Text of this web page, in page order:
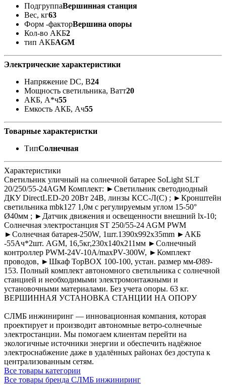
ПодгруппаВершинная станция
Вес, кг63
Форм -факторВершина опоры
Кол-во АКБ2
тип АКБAGM
Электрические характеристики
Напряжение DC, В24
Мощность светильника, Ватт20
АКБ, А*ч55
Емкость АКБ, Ач55
Товарные характеристки
ТипСолнечная
Характеристики
Светильник уличный на солнечной батарее SoLight SLT
20/250/55-24AGM Комплект: ►Светильник светодиодный
ДКУ DirectLED-20 20Вт 24В, линзы КСС-Л(С) ; ►Кронштейн
светильника mbk127 1,0м с регулируемым углом 15-50°
Ø40мм ; ►Датчик движения и освещенности внешний lx-10;
Солнечная электростанция ST 250/55-24 AGM PWM
►Солнечная батарея-250W, 1шт.1390x992x35mm ►АКБ
-55Ач*2шт. AGM, 16,5кг,230x140x211мм ►Солнечный
контроллер PWM-24V-10A/maxPV-300W, ►Комплект
проводов, ►Шкаф TopBOX 100-100, устан. размер мм-Ø89-
153. Полный комплект автономного светильника с солнечной
станцией и необходимыми электромонтажными и
установочными материалами. Без учета опоры. 63 кг.
ВЕРШИННАЯ УСТАНОВКА СТАНЦИИ НА ОПОРУ
СЛМБ инжиниринг — инновационная компания, которая
проектирует и производит автономные ветро‑солнечные
электростанции. Мы помогаем клиентам перейти на
экологичные источники энергии и обеспечить надёжное
электроснабжение даже в удалённых районах без доступа к
централизованным сетям.
Все товары категории
Все товары бренда СЛМБ инжиниринг